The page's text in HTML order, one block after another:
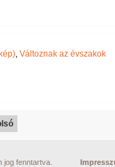
, Változnak az évszakok
jog fenntartva.